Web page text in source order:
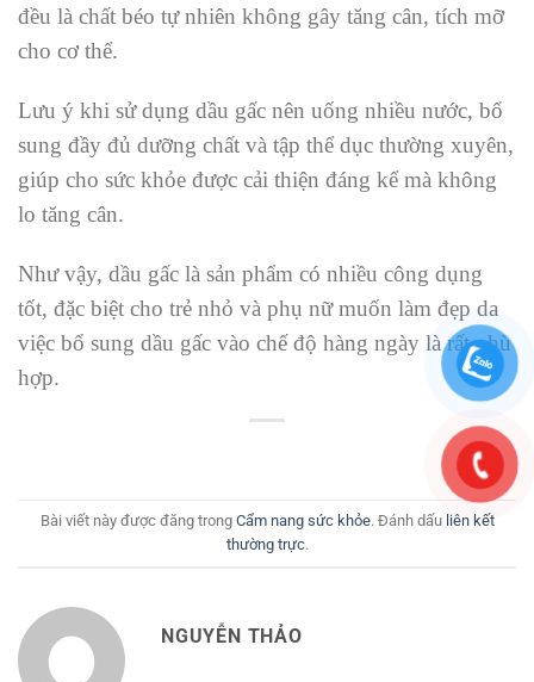
đều là chất béo tự nhiên không gây tăng cân, tích mỡ
cho cơ thể.
Lưu ý khi sử dụng dầu gấc nên uống nhiều nước, bổ
sung đầy đủ dưỡng chất và tập thể dục thường xuyên,
giúp cho sức khỏe được cải thiện đáng kể mà không
lo tăng cân.
Như vậy, dầu gấc là sản phẩm có nhiều công dụng
tốt, đặc biệt cho trẻ nhỏ và phụ nữ muốn làm đẹp da
việc bổ sung dầu gấc vào chế độ hàng ngày là rất phù
hợp.
Bài viết này được đăng trong Cẩm nang sức khỏe. Đánh dấu liên kết
thường trực.
NGUYỄN THẢO